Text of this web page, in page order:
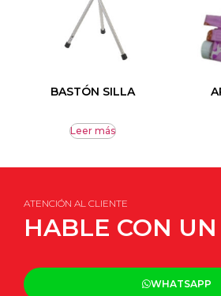
BASTÓN SILLA
Leer más
ATENCIÓN AL CLIENTE
HABLE CON UN
WHATSAPP